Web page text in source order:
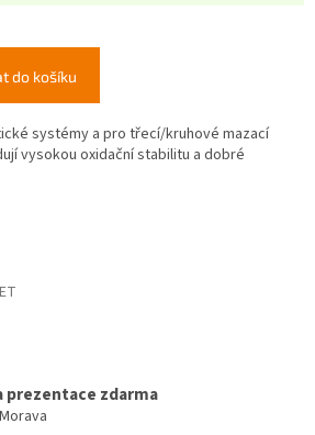
do košíku
systémy a pro třecí/kruhové mazací
vysokou oxidační stabilitu a dobré
prezentace zdarma